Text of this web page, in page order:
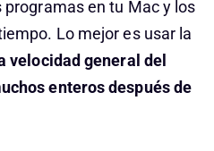
en tu Mac y los
Lo mejor es usar la
velocidad general del
enteros después de